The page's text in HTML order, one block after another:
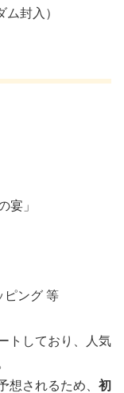
ム封入）
宴」
ピング 等
トしており、人気
想されるため、 初